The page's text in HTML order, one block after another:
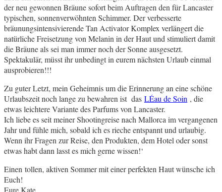
der neu gewonnen Bräune sofort beim Auftragen den für Lancaster
typischen, sonnenverwöhnten Schimmer. Der verbesserte
bräunungsintensivierende Tan Activator Komplex verlängert die
natürliche Freisetzung von Melanin in der Haut und stimuliert damit
die Bräune als sei man immer noch der Sonne ausgesetzt.
Spektakulär, müsst ihr unbedingt in eurem nächsten Urlaub einmal
ausprobieren!!!
Zu guter Letzt, mein Geheimnis um die Erinnerung an eine schöne
Urlaubszeit noch lange zu bewahren ist das LÉau de Soin , die
etwas leichtere Variante des Parfums von Lancaster.
Ich liebe es seit meiner Shootingreise nach Mallorca im vergangenen
Jahr und fühle mich, sobald ich es rieche entspannt und urlaubig.
Wenn ihr Fragen zur Reise, den Produkten, dem Hotel oder sonst
etwas habt dann lasst es mich gerne wissen!‘
Einen tollen, aktiven Sommer mit einer perfekten Haut wünsche ich
Euch!